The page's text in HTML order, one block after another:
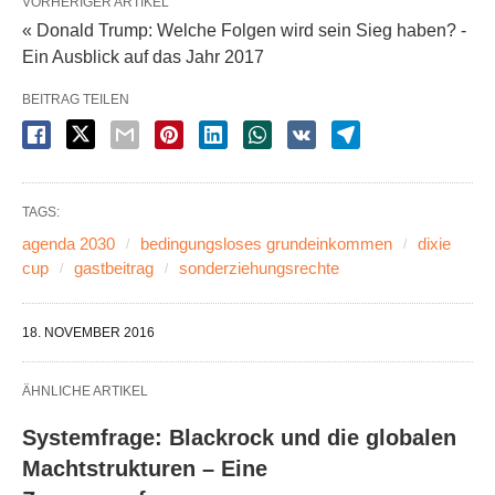
« Donald Trump: Welche Folgen wird sein Sieg haben? -
Ein Ausblick auf das Jahr 2017
BEITRAG TEILEN
TAGS:
agenda 2030 bedingungsloses grundeinkommen
dixie
cup
gastbeitrag sonderziehungsrechte
18. NOVEMBER 2016
ÄHNLICHE ARTIKEL
Systemfrage: Blackrock und die globalen
Machtstrukturen – Eine